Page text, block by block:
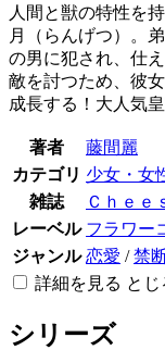
人間と獣の特性を
月（らんげつ）。
の男に犯され、仕
敵を討つため、彼
成長する！大人気
著者
藤間麗
カテゴリ 少女・女
雑誌
Ｃｈｅｅ
レーベル フラワー
ジャンル 恋愛 /禁
詳細を見る とじ
シリーズ